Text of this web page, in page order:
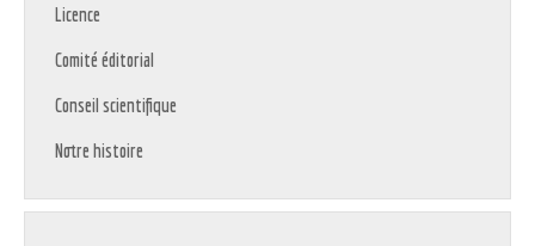
Licence
Comité éditorial
Conseil scientifique
Notre histoire